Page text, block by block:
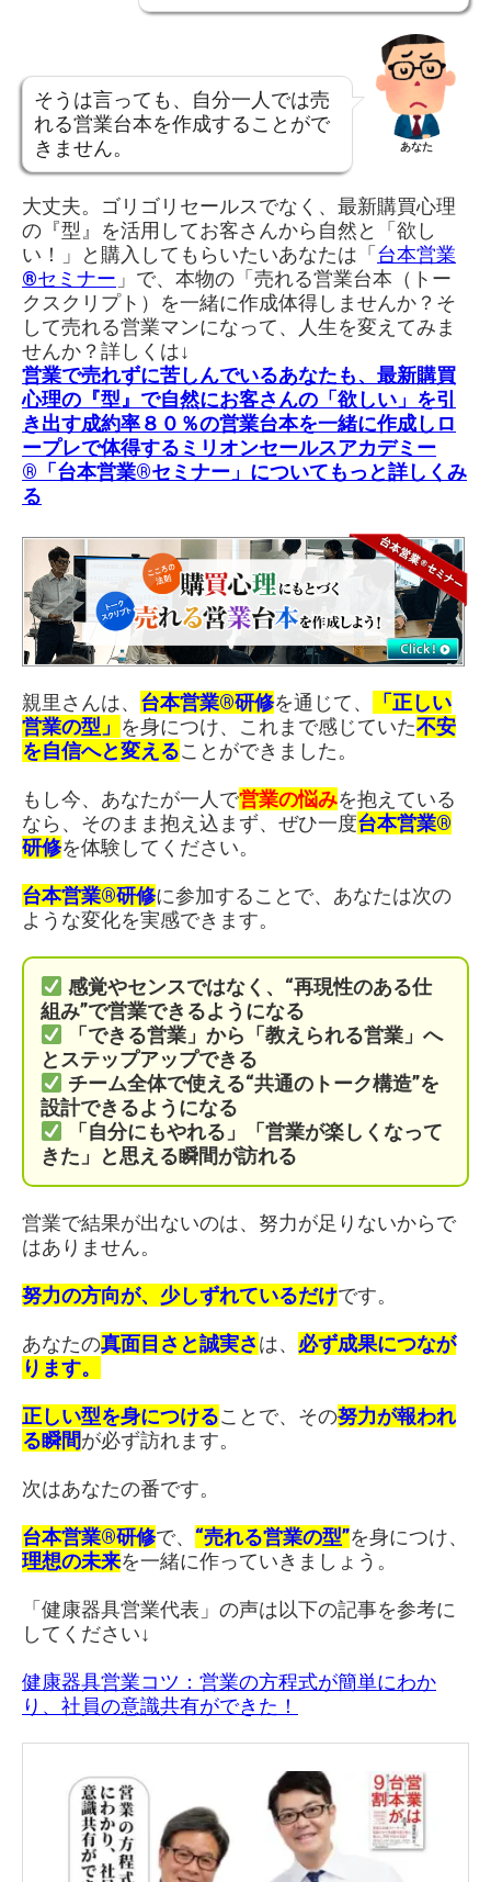
そうは言っても、自分一人では売
れる営業台本を作成することがで
きません。
あなた
大丈夫。ゴリゴリセールスでなく、最新購買心理
の『型』を活用してお客さんから自然と「欲し
い！」と購入してもらいたいあなたは「台本営業
®︎セミナー 」で、本物の「売れる営業台本（トー
クスクリプト）を一緒に作成体得しませんか？そ
して売れる営業マンになって、人生を変えてみま
せんか？詳しくは↓
営業で売れずに苦しんでいるあなたも、最新購買
心理の『型』で自然にお客さんの「欲しい」を引
き出す成約率８０％の営業台本を一緒に作成しロ
ープレで体得する ミリオンセールスアカデミー
®「台本営業®セミナー」 についてもっと詳しくみ
る
親里さんは、 台本営業®研修を通じて、
「正しい
営業の型」 を身につけ、これまで感じていた不安
を自信へと変えることができました。
もし今、あなたが一人で営業の悩みを抱えている
なら、そのまま抱え込まず、ぜひ一度台本営業®
研修を体験してください。
台本営業®研修に参加することで、あなたは次の
ような変化を実感できます。
感覚やセンスではなく、“再現性のある仕
組み”で営業できるようになる
「できる営業」から「教えられる営業」へ
とステップアップできる
チーム全体で使える“共通のトーク構造”を
設計できるようになる
「自分にもやれる」「営業が楽しくなって
きた」と思える瞬間が訪れる
営業で結果が出ないのは、努力が足りないからで
はありません。
努力の方向が、少しずれているだけです。
あなたの真面目さと誠実さは、 必ず成果につなが
ります。
正しい型を身につけることで、その努力が報われ
る瞬間が必ず訪れます。
次はあなたの番です。
台本営業®研修で、 “売れる営業の型”を身につけ、
理想の未来を一緒に作っていきましょう。
「健康器具営業代表」の声は以下の記事を参考に
してください↓
健康器具営業コツ：営業の方程式が簡単にわか
り、社員の意識共有ができた！